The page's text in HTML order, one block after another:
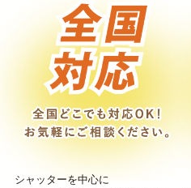
シャッターを中心に